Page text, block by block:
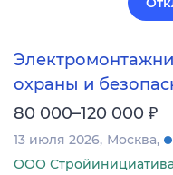
охраны и
80 000–120 000 ₽
13 июля 2026 Москва
ООО